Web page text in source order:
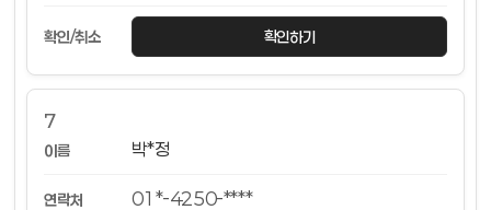
확인하기
7
박*정
01*-4250-****